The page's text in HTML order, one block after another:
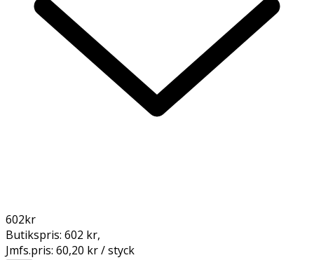
602kr
Butikspris: 602 kr,
Jmfs.pris: 60,20 kr / styck